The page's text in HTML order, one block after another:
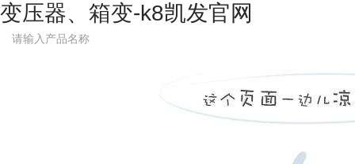
变压器、箱变-k8凯发官网
k8凯发官网-凯发k8客户端